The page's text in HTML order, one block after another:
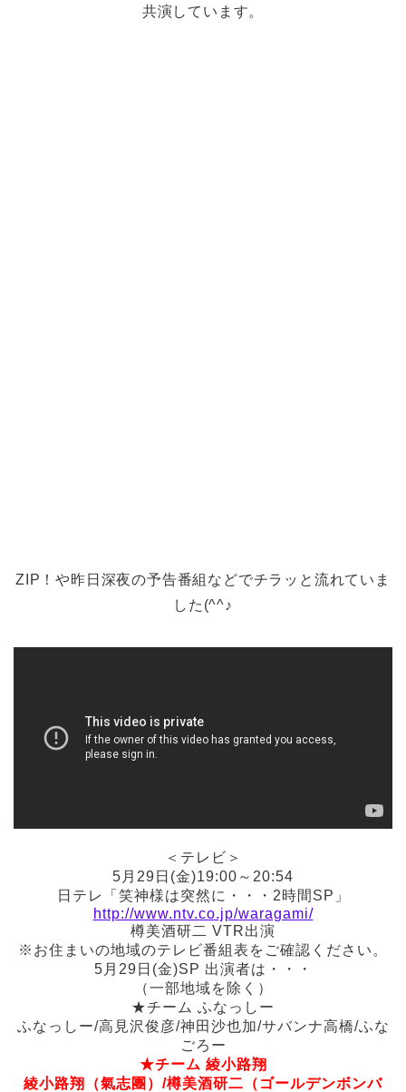
共演しています。
ZIP！や昨日深夜の予告番組などでチラッと流れていま
した(^^♪
＜テレビ＞
5月29日(金)19:00～20:54
日テレ「笑神様は突然に・・・2時間SP」
http://www.ntv.co.jp/waragami/
樽美酒研二 VTR出演
※お住まいの地域のテレビ番組表をご確認ください。
5月29日(金)SP 出演者は・・・
（一部地域を除く）
★チーム ふなっしー
ふなっしー/高見沢俊彦/神田沙也加/サバンナ高橋/ふな
ごろー
★チーム 綾小路翔
綾小路翔（氣志團）/樽美酒研二（ゴールデンボンバ